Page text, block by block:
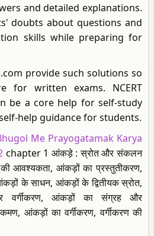
and detailed explanations.
doubts about questions and
skills while preparing for
provide such solutions so
for written exams. NCERT
be a core help for self-study
help guidance for students.
Me Prayogatamak Karya
chapter 1 आंकड़े : स्रोत और संकलन
आवश्यकता, आंकड़ों का प्रस्तुतीकरण,
के साधन, आंकड़ों के द्वितीयक स्रोत,
वर्गीकरण, आंकड़ों का संग्रह और
आंकड़ों का वर्गीकरण, वर्गीकरण की